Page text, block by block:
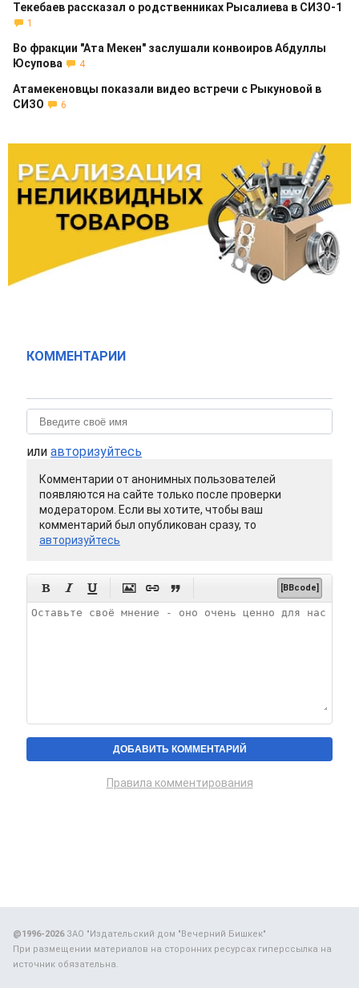
Текебаев рассказал о родственниках Рысалиева в СИЗО-1
1
Во фракции "Ата Мекен" заслушали конвоиров Абдуллы
Юсупова
4
Атамекеновцы показали видео встречи с Рыкуновой в
СИЗО
6
КОММЕНТАРИИ
или авторизуйтесь
Комментарии от анонимных пользователей
появляются на сайте только после проверки
модератором. Если вы хотите, чтобы ваш
комментарий был опубликован сразу, то
авторизуйтесь
      [BBcode]
Правила комментирования
@1996-2026ЗАО "Издательский дом "Вечерний Бишкек"
При размещении материалов на сторонних ресурсах гиперссылка на
источник обязательна.